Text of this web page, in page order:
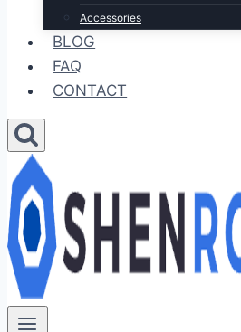
Accessories
BLOG
FAQ
CONTACT